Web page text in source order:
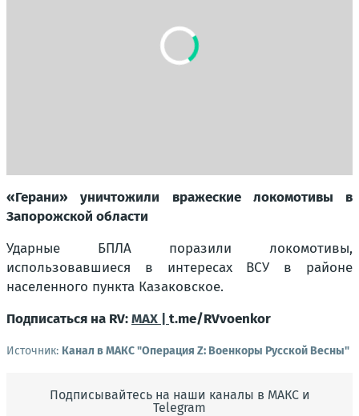
«Герани» уничтожили вражеские локомотивы в
Запорожской области
Ударные БПЛА поразили локомотивы,
использовавшиеся в интересах ВСУ в районе
населенного пункта Казаковское.
Подписаться на RV:MAX | t.me/RVvoenkor
Источник: Канал в МАКС "Операция Z: Военкоры Русской Весны"
Подписывайтесь на наши каналы в МАКС и
Telegram